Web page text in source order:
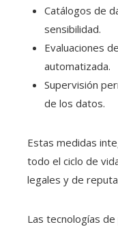
Catálogos de
sensibilidad.
Evaluaciones
automatizada.
Supervisión
de los datos.
Estas medidas
todo el ciclo de
legales y de
Las tecnologías